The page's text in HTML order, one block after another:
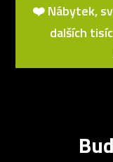
❤️ Nábytek,
dalších